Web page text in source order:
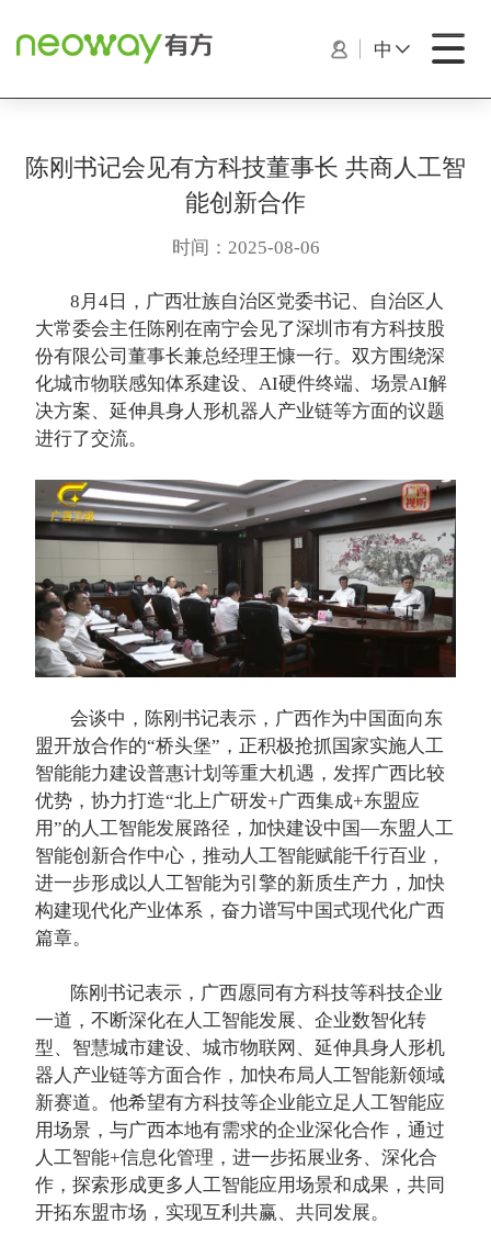
中
陈刚书记会见有方科技董事长 共商人工智
能创新合作
时间：2025-08-06
8月4日，广西壮族自治区党委书记、自治区人
大常委会主任陈刚在南宁会见了深圳市有方科技股
份有限公司董事长兼总经理王慷一行。双方围绕深
化城市物联感知体系建设、AI硬件终端、场景AI解
决方案、延伸具身人形机器人产业链等方面的议题
进行了交流。
会谈中，陈刚书记表示，广西作为中国面向东
盟开放合作的“桥头堡”，正积极抢抓国家实施人工
智能能力建设普惠计划等重大机遇，发挥广西比较
优势，协力打造“北上广研发+广西集成+东盟应
用”的人工智能发展路径，加快建设中国—东盟人工
智能创新合作中心，推动人工智能赋能千行百业，
进一步形成以人工智能为引擎的新质生产力，加快
构建现代化产业体系，奋力谱写中国式现代化广西
篇章。
陈刚书记表示，广西愿同有方科技等科技企业
一道，不断深化在人工智能发展、企业数智化转
型、智慧城市建设、城市物联网、延伸具身人形机
器人产业链等方面合作，加快布局人工智能新领域
新赛道。他希望有方科技等企业能立足人工智能应
用场景，与广西本地有需求的企业深化合作，通过
人工智能+信息化管理，进一步拓展业务、深化合
作，探索形成更多人工智能应用场景和成果，共同
开拓东盟市场，实现互利共赢、共同发展。